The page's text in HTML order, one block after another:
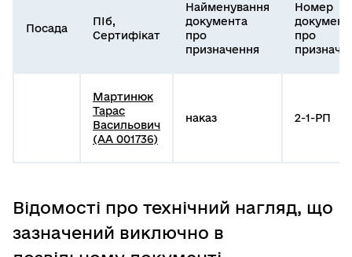
Посада
ПІб,
Сертифікат
Найменування
документа
про
призначення
Номер
про
Мартинюк
Тарас
Васильович
(АА 001736)
наказ 2-1-РП
Відомості про технічний нагляд, що
зазначений виключно в